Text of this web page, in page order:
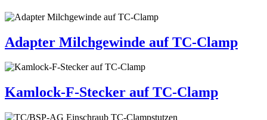
Adapter Milchgewinde auf TC-Clamp
Kamlock-F-Stecker auf TC-Clamp